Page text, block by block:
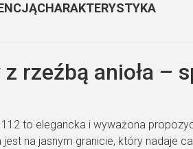
CHARAKTERYSTYKA
rzeźbą anioła –
112 to elegancka i wyważona
na jasnym granicie, który nadaje